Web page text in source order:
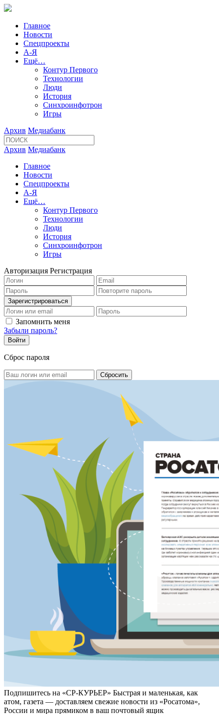
Главное
Новости
Спецпроекты
А-Я
Ещё…
Контур Первого
Технологии
Люди
История
Синхроинфотрон
Игры
Архив Медиабанк
Архив Медиабанк
Главное
Новости
Спецпроекты
А-Я
Ещё…
Контур Первого
Технологии
Люди
История
Синхроинфотрон
Игры
Авторизация Регистрация
Запомнить меня
Забыли пароль?
Сброс пароля
Подпишитесь на «СР-КУРЬЕР» Быстрая и маленькая, как
атом, газета — доставляем свежие новости из «Росатома»,
России и мира прямиком в ваш почтовый ящик